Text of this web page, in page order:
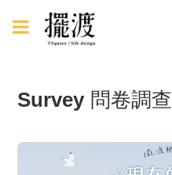
Survey 問卷調查